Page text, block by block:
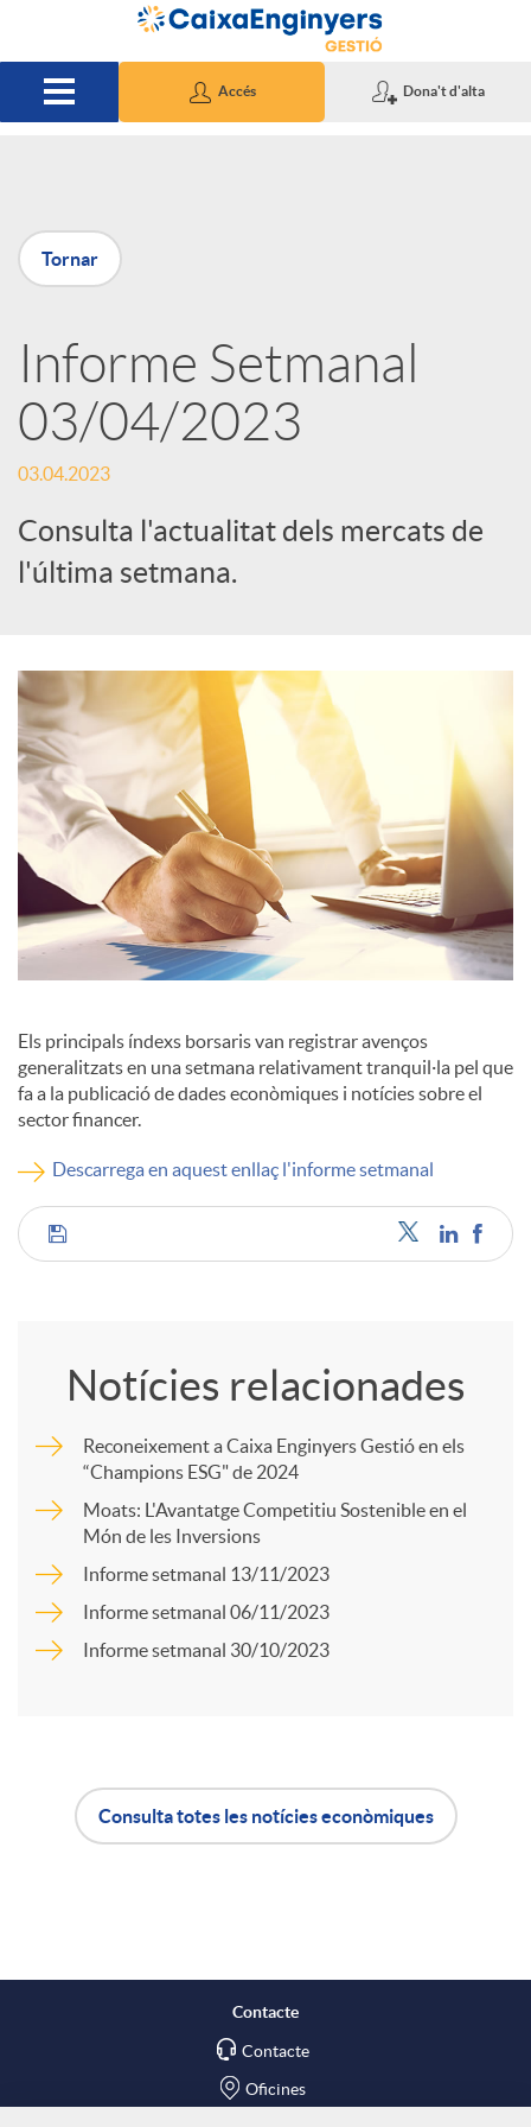
Salta al contingut principal
Accés Dona't d'alta
P
u
b
l
i
c
a
d
o
r
d
e
c
o
n
g
u
s
Tornar
Informe Setmanal
03/04/2023
03.04.2023
Consulta l'actualitat dels mercats de
l'última setmana.
Els principals índexs borsaris van registrar avenços
generalitzats en una setmana relativament tranquil·la pel que
fa a la publicació de dades econòmiques i notícies sobre el
sector financer.
Descarrega en aquest enllaç l'informe setmanal
C
m
p
a
r
a
Notícies relacionades
Reconeixement a Caixa Enginyers Gestió en els
“Champions ESG" de 2024
Moats: L'Avantatge Competitiu Sostenible en el
Món de les Inversions
Informe setmanal 13/11/2023
Informe setmanal 06/11/2023
Informe setmanal 30/10/2023
Consulta totes les notícies econòmiques
Contacte
Contacte
Oficines